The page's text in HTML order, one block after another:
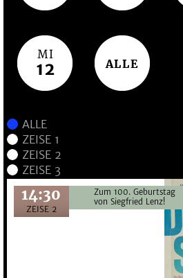
12 ALLE
14:30
ZEISE 2
Zum 100. Geburtstag
von Siegfried Lenz!